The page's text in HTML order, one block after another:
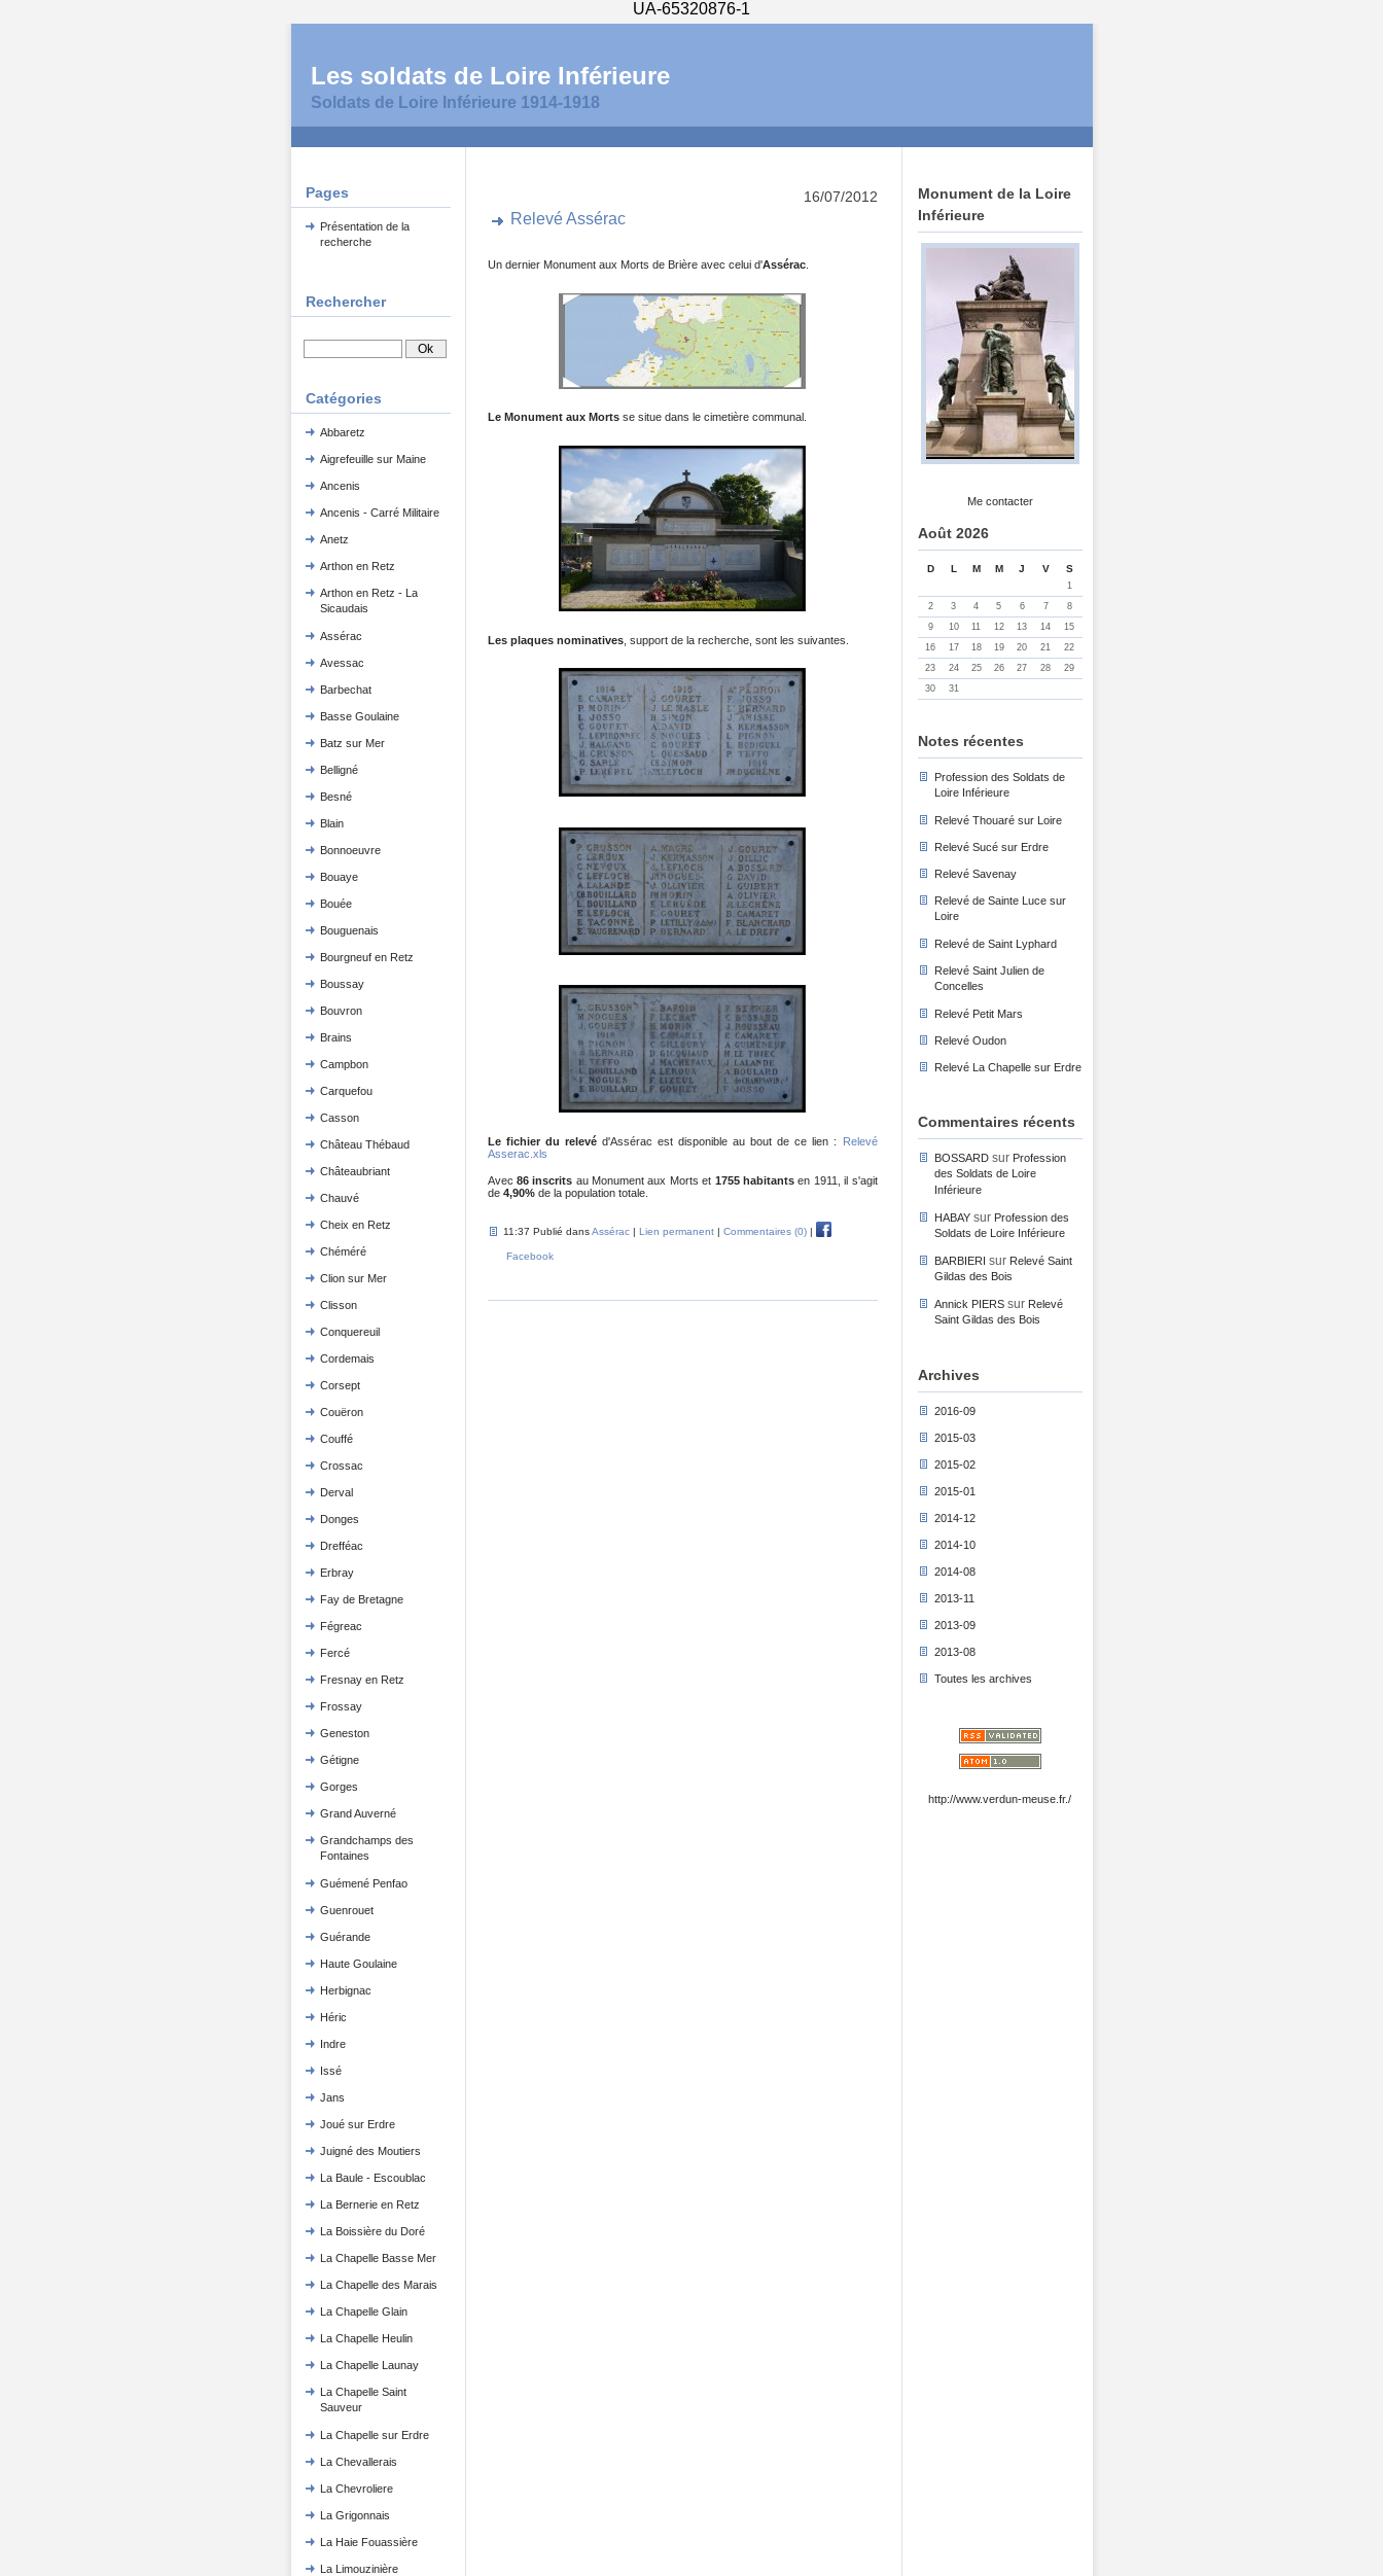
UA-65320876-1
Les soldats de Loire Inférieure
Soldats de Loire Inférieure 1914-1918
Pages
Présentation de la
recherche
Rechercher
Catégories
Abbaretz
Aigrefeuille sur Maine
Ancenis
Ancenis - Carré Militaire
Anetz
Arthon en Retz
Arthon en Retz - La
Sicaudais
Assérac
Avessac
Barbechat
Basse Goulaine
Batz sur Mer
Belligné
Besné
Blain
Bonnoeuvre
Bouaye
Bouée
Bouguenais
Bourgneuf en Retz
Boussay
Bouvron
Brains
Campbon
Carquefou
Casson
Château Thébaud
Châteaubriant
Chauvé
Cheix en Retz
Chéméré
Clion sur Mer
Clisson
Conquereuil
Cordemais
Corsept
Couëron
Couffé
Crossac
Derval
Donges
Drefféac
Erbray
Fay de Bretagne
Fégreac
Fercé
Fresnay en Retz
Frossay
Geneston
Gétigne
Gorges
Grand Auverné
Grandchamps des
Fontaines
Guémené Penfao
Guenrouet
Guérande
Haute Goulaine
Herbignac
Héric
Indre
Issé
Jans
Joué sur Erdre
Juigné des Moutiers
La Baule - Escoublac
La Bernerie en Retz
La Boissière du Doré
La Chapelle Basse Mer
La Chapelle des Marais
La Chapelle Glain
La Chapelle Heulin
La Chapelle Launay
La Chapelle Saint
Sauveur
La Chapelle sur Erdre
La Chevallerais
La Chevroliere
La Grigonnais
La Haie Fouassière
La Limouzinière
Monument de la Loire
Inférieure
Me contacter
Août 2026
D L M M J V S
1
2
3 4 5 6 7
8
9
10 11 12 13 14
15
16
17 18 19 20 21
22
23
24 25 26 27 28
29
30
31
Notes récentes
Profession des Soldats de
Loire Inférieure
Relevé Thouaré sur Loire
Relevé Sucé sur Erdre
Relevé Savenay
Relevé de Sainte Luce sur
Loire
Relevé de Saint Lyphard
Relevé Saint Julien de
Concelles
Relevé Petit Mars
Relevé Oudon
Relevé La Chapelle sur Erdre
Commentaires récents
BOSSARDsur Profession
des Soldats de Loire
Inférieure
HABAYsur Profession des
Soldats de Loire Inférieure
BARBIERI sur Relevé Saint
Gildas des Bois
Annick PIERSsur Relevé
Saint Gildas des Bois
Archives
2016-09
2015-03
2015-02
2015-01
2014-12
2014-10
2014-08
2013-11
2013-09
2013-08
Toutes les archives
http://www.verdun-meuse.fr./
16/07/2012
Relevé Assérac
Un dernier Monument aux Morts de Brière avec celui d'Assérac.
Le Monument aux Mortsse situe dans le cimetière communal.
Les plaques nominatives, support de la recherche, sont les suivantes.
Le fichier du relevéd'Assérac est disponible au bout de ce lien :
Relevé
Asserac.xls
Avec 86 inscrits au Monument aux Morts et 1755 habitantsen 1911, il s'agit
de 4,90%de la population totale.
11:37 Publié dansAssérac| Lien permanent| Commentaires (0)|
Facebook